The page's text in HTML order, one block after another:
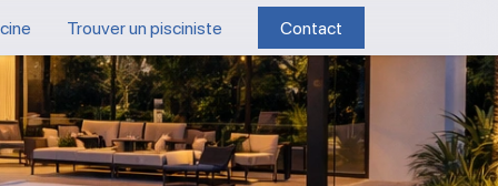
Trouver un pisciniste Contact